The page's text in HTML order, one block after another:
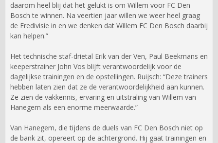
daarom heel blij dat het gelukt is om Willem voor FC Den
Bosch te winnen. Na veertien jaar willen we weer heel graag
de Eredivisie in en we denken dat Willem FC Den Bosch daarbij
kan helpen.”
Het technische staf-drietal Erik van der Ven, Paul Beekmans en
keeperstrainer John Vos blijft verantwoordelijk voor de
dagelijkse trainingen en de opstellingen. Ruijsch: “Deze trainers
hebben laten zien dat ze de verantwoordelijkheid aan kunnen.
Ze zien de vakkennis, ervaring en uitstraling van Willem van
Hanegem als een enorme meerwaarde.”
Van Hanegem, die tijdens de duels van FC Den Bosch niet op
de bank zit, opereert op de achtergrond. Hij gaat trainingen en